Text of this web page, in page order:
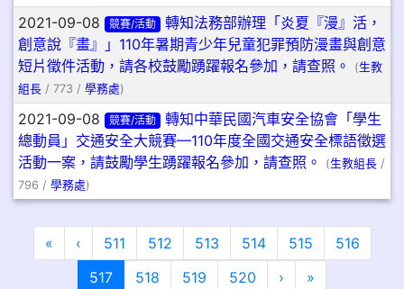
2021-09-08 競賽/活動
轉知法務部辦理「炎夏『漫』活，
創意說『畫』」110年暑期青少年兒童犯罪預防漫畫與創意
短片徵件活動，請各校鼓勵踴躍報名參加，請查照。
(生教
組長 / 773 / 學務處)
2021-09-08 競賽/活動
轉知中華民國汽車安全協會「學生
總動員」交通安全大競賽—110年度全國交通安全標語徵選
活動一案，請鼓勵學生踴躍報名參加，請查照。
(生教組長 /
796 / 學務處)
« 第一頁
‹上一頁
511 512 513 514 515
516
517(目前頁次)
518 519 520 ›下一頁
»最後頁